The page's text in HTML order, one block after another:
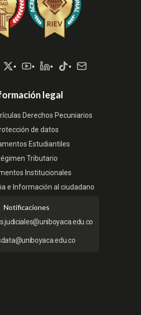
legal
Derechos Pecuniarios
de datos
Estudiantiles
Tributario
Institucionales
e Información al ciudadano
Notificaciones